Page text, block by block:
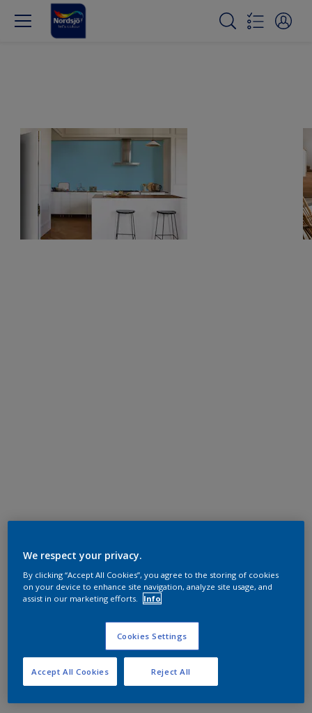
We respect your privacy.
By clicking “Accept All Cookies”, you agree to the storing of cookies
on your device to enhance site navigation, analyze site usage, and
assist in our marketing efforts.
Info
Cookies Settings
Reject All
Accept All Cookies